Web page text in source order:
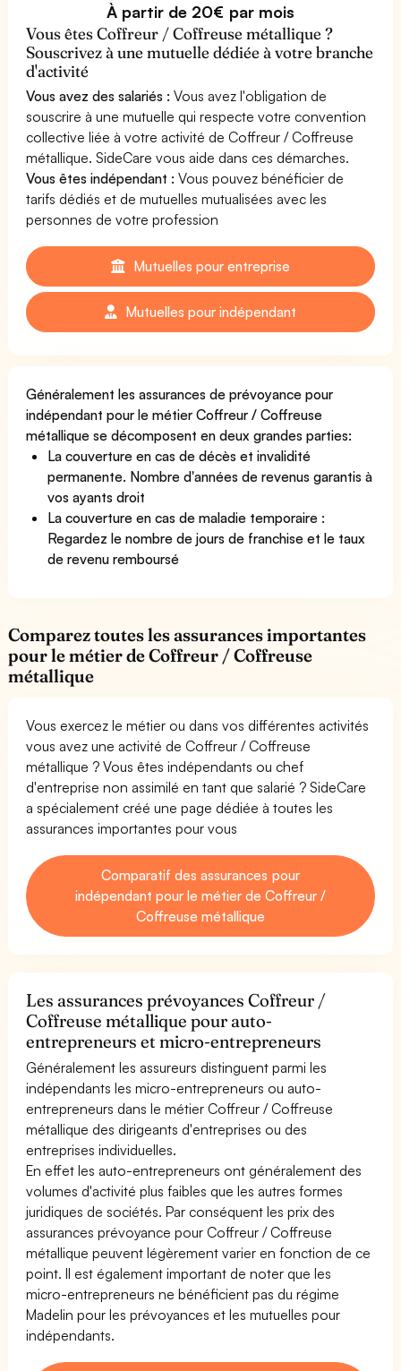
À partir de 20€ par mois
Vous êtes Coffreur / Coffreuse métallique ?
Souscrivez à une mutuelle dédiée à votre branche
d'activité
Vous avez des salariés : Vous avez l'obligation de
souscrire à une mutuelle qui respecte votre convention
collective liée à votre activité de Coffreur / Coffreuse
métallique. SideCare vous aide dans ces démarches.
Vous êtes indépendant : Vous pouvez bénéficier de
tarifs dédiés et de mutuelles mutualisées avec les
personnes de votre profession
Mutuelles pour entreprise
Mutuelles pour indépendant
Généralement les assurances de prévoyance pour
indépendant pour le métier Coffreur / Coffreuse
métallique se décomposent en deux grandes parties:
La couverture en cas de décès et invalidité
permanente. Nombre d'années de revenus garantis à
vos ayants droit
La couverture en cas de maladie temporaire :
Regardez le nombre de jours de franchise et le taux
de revenu remboursé
Comparez toutes les assurances importantes
pour le métier de Coffreur / Coffreuse
métallique
Vous exercez le métier ou dans vos différentes activités
vous avez une activité de Coffreur / Coffreuse
métallique ? Vous êtes indépendants ou chef
d'entreprise non assimilé en tant que salarié ? SideCare
a spécialement créé une page dédiée à toutes les
assurances importantes pour vous
Comparatif des assurances pour
indépendant pour le métier de Coffreur /
Coffreuse métallique
Les assurances prévoyances Coffreur /
Coffreuse métallique pour auto-
entrepreneurs et micro-entrepreneurs
Généralement les assureurs distinguent parmi les
indépendants les micro-entrepreneurs ou auto-
entrepreneurs dans le métier Coffreur / Coffreuse
métallique des dirigeants d'entreprises ou des
entreprises individuelles.
En effet les auto-entrepreneurs ont généralement des
volumes d'activité plus faibles que les autres formes
juridiques de sociétés. Par conséquent les prix des
assurances prévoyance pour Coffreur / Coffreuse
métallique peuvent légèrement varier en fonction de ce
point. Il est également important de noter que les
micro-entrepreneurs ne bénéficient pas du régime
Madelin pour les prévoyances et les mutuelles pour
indépendants.